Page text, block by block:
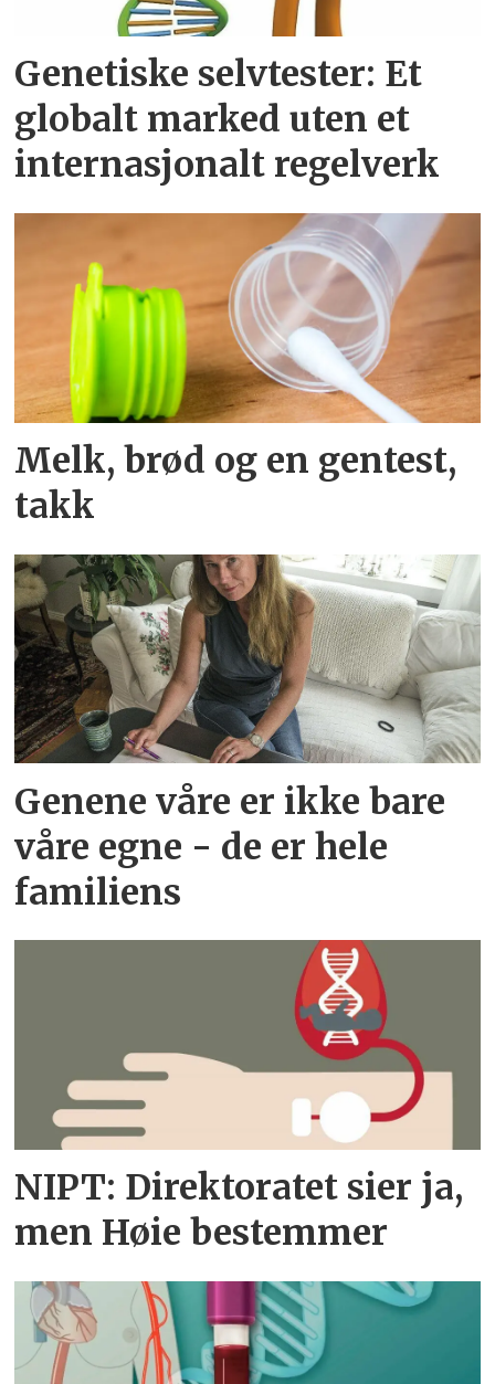
Genetiske selvtester: Et
globalt marked uten et
internasjonalt regelverk
Melk, brød og en gentest,
takk
Genene våre er ikke bare
våre egne - de er hele
familiens
NIPT: Direktoratet sier ja,
men Høie bestemmer